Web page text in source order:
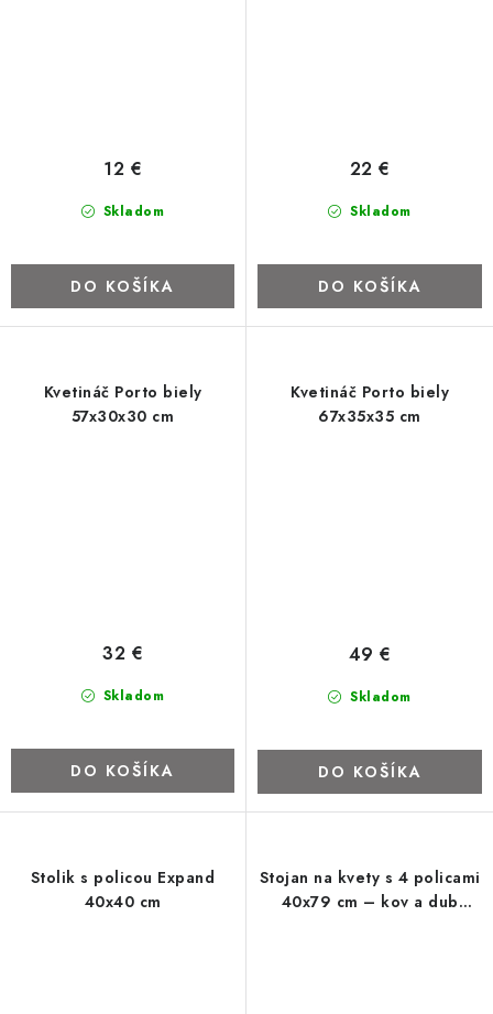
Skladom
12 €
DO KOŠÍKA
Skladom
22 €
DO KOŠÍKA
Kvetináč Porto biely
57x30x30 cm
Skladom
32 €
DO KOŠÍKA
Kvetináč Porto biely
67x35x35 cm
Skladom
49 €
DO KOŠÍKA
Stolik s policou Expand
40x40 cm
Stojan na kvety s 4 policami
40x79 cm – kov a dub